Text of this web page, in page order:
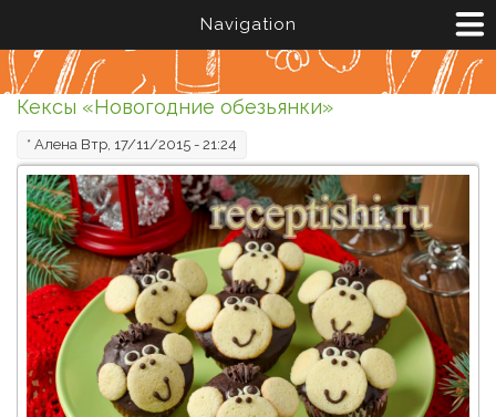
Navigation
Кексы «Новогодние обезьянки»
* Алена Втр, 17/11/2015 - 21:24